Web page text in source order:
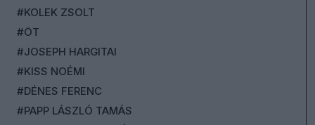
#KOLEK ZSOLT
#ÖT
#JOSEPH HARGITAI
#KISS NOÉMI
#DÉNES FERENC
#PAPP LÁSZLÓ TAMÁS